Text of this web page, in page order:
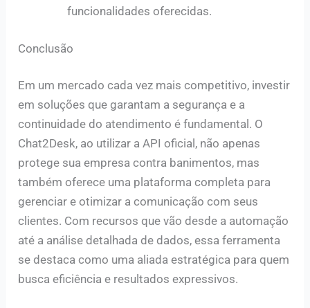
funcionalidades oferecidas.
Conclusão
Em um mercado cada vez mais competitivo, investir
em soluções que garantam a segurança e a
continuidade do atendimento é fundamental. O
Chat2Desk, ao utilizar a API oficial, não apenas
protege sua empresa contra banimentos, mas
também oferece uma plataforma completa para
gerenciar e otimizar a comunicação com seus
clientes. Com recursos que vão desde a automação
até a análise detalhada de dados, essa ferramenta
se destaca como uma aliada estratégica para quem
busca eficiência e resultados expressivos.